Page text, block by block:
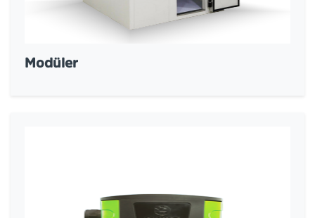
Modüler